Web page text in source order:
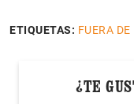
ETIQUETAS: FUERA DE
¿TE